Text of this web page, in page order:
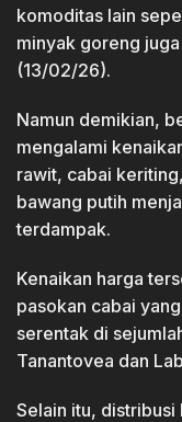
komoditas lain
minyak goreng juga
(13/02/26).
Namun demikian,
mengalami
rawit, cabai
bawang putih
terdampak.
Kenaikan harga
pasokan cabai
serentak di
Tanantovea dan
Selain itu,